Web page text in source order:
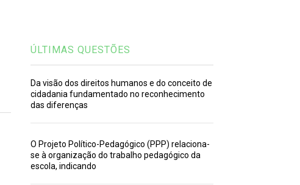
ÚLTIMAS QUESTÕES
Da visão dos direitos humanos e do conceito de
cidadania fundamentado no reconhecimento
das diferenças
O Projeto Político-Pedagógico (PPP) relaciona-
se à organização do trabalho pedagógico da
escola, indicando